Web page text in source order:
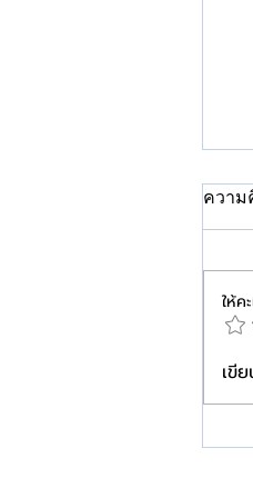
คี
ว
ความ
ให้ค
เขี